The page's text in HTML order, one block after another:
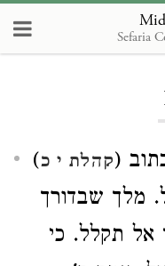
Sefaria
(קהלת י כ)
מלך שבדורך
אל תקלל. כי